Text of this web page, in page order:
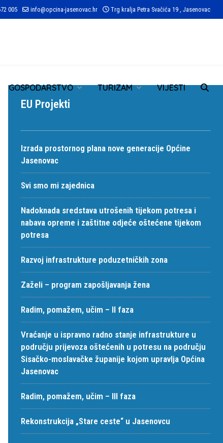
005 info@opcina-jasenovac.hr Trg kralja Petra Svačića 19 , Jasenovac
GOSPODARSTVO TURIZAM VIJESTI
EU Projekti
Izrada prostornog plana nove generacije Općine
Jasenovac
Svi smo mi zajednica
Nadoknada sredstava utrošenih tijekom potresa i
nabava opreme i zaštitne odjeće oštećene tijekom
potresa
Razvoj infrastrukture poduzetničkih zona
Zaželi – program zapošljavanja žena
Radim, pomažem, učim – II faza
Vraćanje u ispravno radno stanje infrastrukture u
području prijevoza oštećenih u potresu na području
Sisačko-moslavačke županije kojom upravlja Općina
Jasenovac
Radim, pomažem, učim – III faza
Rekonstrukcija „Stare ceste“ u Jasenovcu